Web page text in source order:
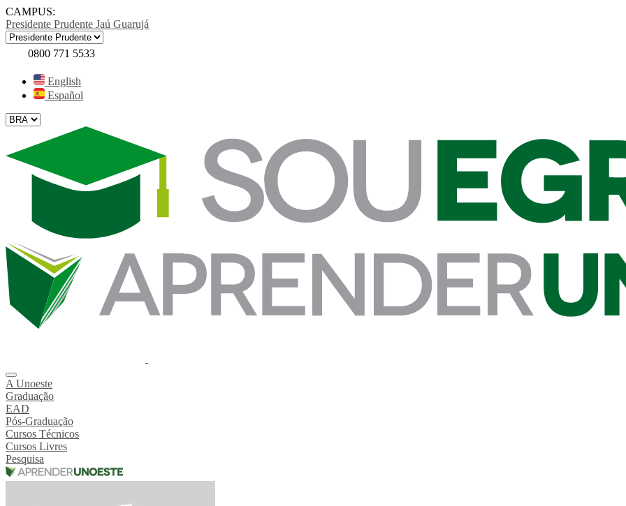
CAMPUS:
Presidente Prudente Jaú Guarujá
0800 771 5533
English
Español
A Unoeste
Graduação
EAD
Pós-Graduação
Cursos Técnicos
Cursos Livres
Pesquisa